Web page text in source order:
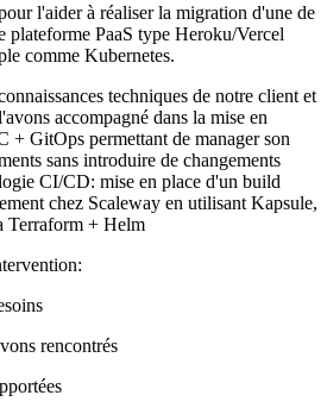
l'aider à réaliser la migration d'une de
plateforme PaaS type Heroku/Vercel
comme Kubernetes.
techniques de notre client et
accompagné dans la mise en
+ GitOps permettant de manager son
sans introduire de changements
CI/CD: mise en place d'un build
chez Scaleway en utilisant Kapsule,
Terraform + Helm
rencontrés